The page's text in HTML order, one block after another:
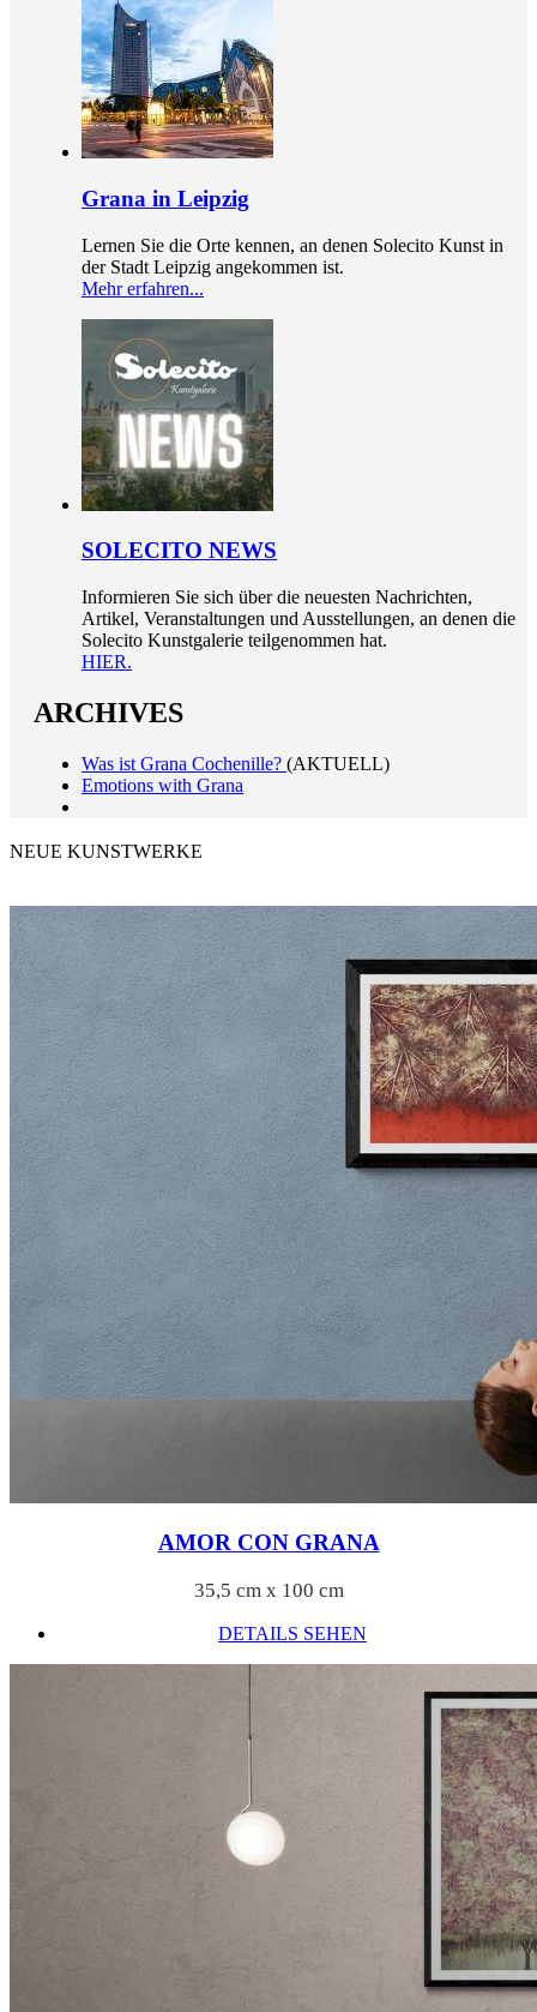
Grana in Leipzig
Lernen Sie die Orte kennen, an denen Solecito Kunst in
der Stadt Leipzig angekommen ist.
Mehr erfahren...
SOLECITO NEWS
Informieren Sie sich über die neuesten Nachrichten,
Artikel, Veranstaltungen und Ausstellungen, an denen die
Solecito Kunstgalerie teilgenommen hat.
HIER.
ARCHIVES
Was ist Grana Cochenille? (AKTUELL)
Emotions with Grana
NEUE KUNSTWERKE
AMOR CON GRANA
35,5 cm x 100 cm
DETAILS SEHEN